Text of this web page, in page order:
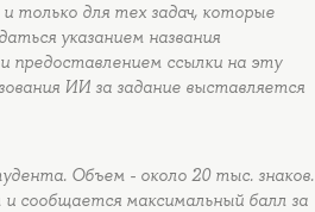
только для тех задач, которые
указанием названия
предоставлением ссылки на эту
ИИ за задание выставляется
Объем - около 20 тыс. знаков.
сообщается максимальный балл за